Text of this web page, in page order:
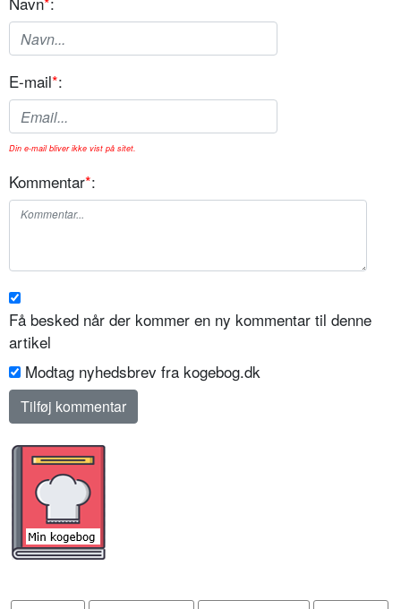
E-mail*:
Din e-mail bliver ikke vist på sitet.
Kommentar*:
Få besked når der kommer en ny kommentar til denne
artikel
Modtag nyhedsbrev fra kogebog.dk